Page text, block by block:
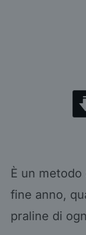
È un
fine anno,
praline di